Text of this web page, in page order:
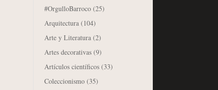
#OrgulloBarroco (25)
Arquitectura (104)
Arte y Literatura (2)
Artes decorativas (9)
Artículos científicos (33)
Coleccionismo (35)